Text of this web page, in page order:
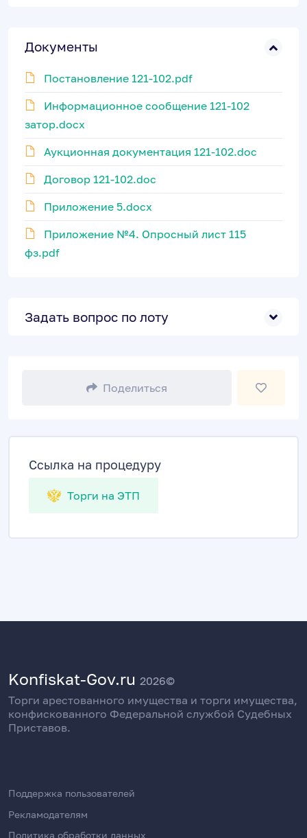
Документы
Постановление 121-102.pdf
Информационное сообщение 121-102
затор.docx
Аукционная документация 121-102.doc
Договор 121-102.doc
Приложение 5.docx
Приложение №4. Опросный лист 115
фз.pdf
Задать вопрос по лоту
Поделиться
Ссылка на процедуру
Торги на ЭТП
Konfiskat-Gov.ru 2026©
Торги арестованного имущества и торги имущества,
конфискованного Федеральной службой Судебных
Приставов.
Поддержка пользователей
Рекламодателям
Политика обработки данных